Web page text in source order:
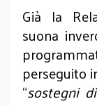
Già la
suona
perseguito
“sostegni